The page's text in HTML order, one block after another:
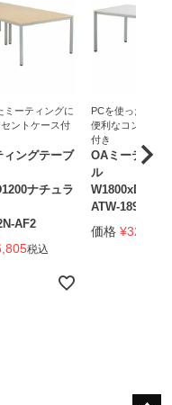
ミーティングに
ントケース付
ィングテーブ
ナチュラ
AF2
税込
PCを使ったミー
便利なコンセン
付き
OAミーティン
ル
W1800xD900
ATW-1890TL
価格 ¥32,505